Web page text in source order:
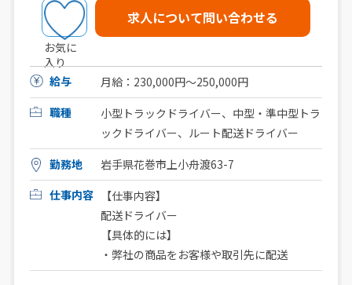
お気に
入り
求人について問い合わせる
給与
月給：230,000円〜250,000円
職種
小型トラックドライバー、中型・準中型トラ
ックドライバー、ルート配送ドライバー
勤務地
岩手県花巻市上小舟渡63-7
仕事内容
【仕事内容】
配送ドライバー
【具体的には】
・弊社の商品をお客様や取引先に配送